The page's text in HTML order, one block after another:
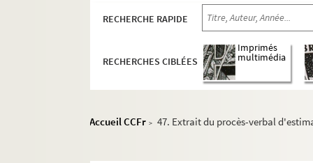
RECHERCHE RAPIDE
RECHERCHES CIBLÉES
Imprimés
multimédia
Accueil CCFr > 47. Extrait du procès-verbal